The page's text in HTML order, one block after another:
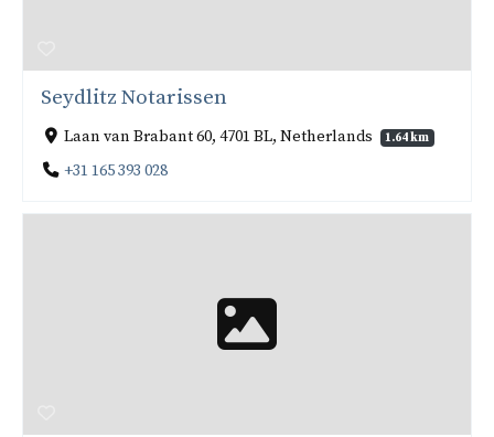
Seydlitz Notarissen
Laan van Brabant 60, 4701 BL, Netherlands 1.64 km
+31 165 393 028